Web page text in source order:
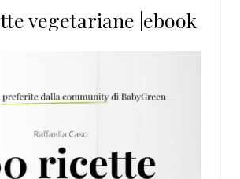
vegetariane |ebook